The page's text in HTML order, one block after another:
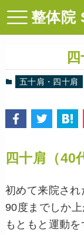
整体院
五十肩・四十肩
四十肩（40
初めて来院さ
90度までしか上
もともと運動